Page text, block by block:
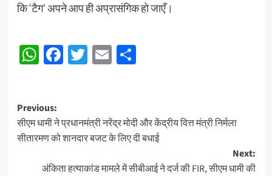
कि ‘टैग’ अपने आप ही अप्रासंगिक हो जाएँ।
Post
navigation
WhatsApp
Facebook
Twitter
EmailShare
Post
navigation
Previous:
सीएम धामी ने प्रधानमंत्री नरेंद्र मोदी और केंद्रीय वित्त मंत्री निर्मला
सीतारमण को शानदार बजट के लिए दी बधाई
Next:
अंकिता हत्याकांड मामले में सीबीआई ने दर्ज की FIR, सीएम धामी की